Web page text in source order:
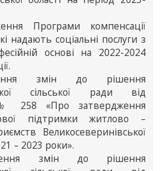
Програми компенсації
надають соціальні послуги з
основі на 2022-2024
змін до рішення
сільської ради від
258 «Про затвердження
підтримки житлово –
Великосеверинівської
– 2023 роки».
змін до рішення